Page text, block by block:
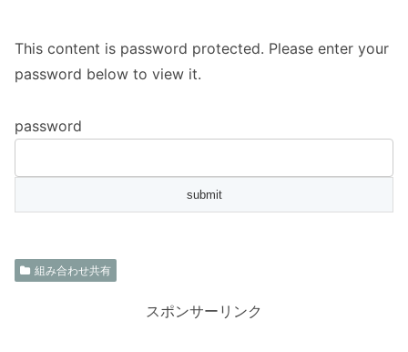
This content is password protected. Please enter your
password below to view it.
password
組み合わせ共有
スポンサーリンク